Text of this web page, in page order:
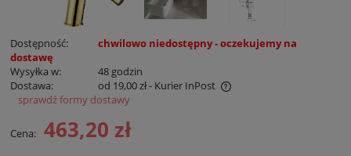
Dostępność:
chwilowo niedostępny - oczekujemy na
dostawę
Wysyłka w:
48 godzin
Dostawa:
od 19,00 zł- Kurier InPost
Cena nie zawiera ewentualnych kosztów płatności
sprawdź formy dostawy
Cena: 463,20 zł